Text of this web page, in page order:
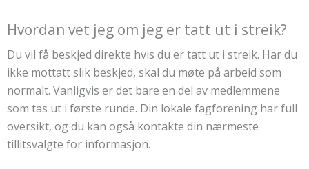
Hvordan vet jeg om jeg er tatt ut i streik?
Du vil få beskjed direkte hvis du er tatt ut i streik. Har du
ikke mottatt slik beskjed, skal du møte på arbeid som
normalt. Vanligvis er det bare en del av medlemmene
som tas ut i første runde. Din lokale fagforening har full
oversikt, og du kan også kontakte din nærmeste
tillitsvalgte for informasjon.